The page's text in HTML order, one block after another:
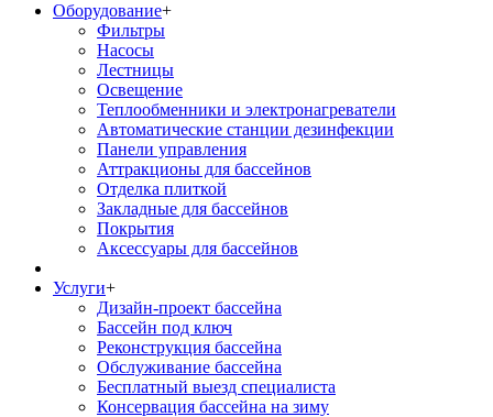
Оборудование+
Фильтры
Насосы
Лестницы
Освещение
Теплообменники и электронагреватели
Автоматические станции дезинфекции
Панели управления
Аттракционы для бассейнов
Отделка плиткой
Закладные для бассейнов
Покрытия
Аксессуары для бассейнов
Услуги+
Дизайн-проект бассейна
Бассейн под ключ
Реконструкция бассейна
Обслуживание бассейна
Бесплатный выезд специалиста
Консервация бассейна на зиму